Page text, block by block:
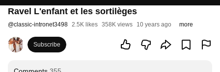
Ravel L'enfant et les sortilèges
@classic-intronet3498 2.5K likes 358K views 10 years ago more
Subscribe